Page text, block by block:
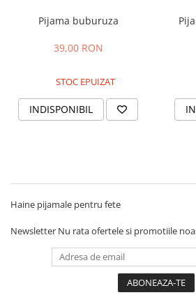
Pijama buburuza
39,00 RON
STOC EPUIZAT
INDISPONIBIL
Haine pijamale pentru fete
Newsletter Nu rata ofertele si promotiile